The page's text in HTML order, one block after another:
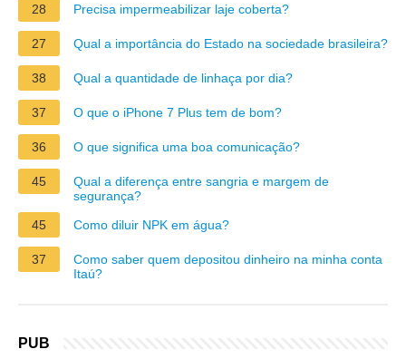
28 Precisa impermeabilizar laje coberta?
27 Qual a importância do Estado na sociedade brasileira?
38 Qual a quantidade de linhaça por dia?
37 O que o iPhone 7 Plus tem de bom?
36 O que significa uma boa comunicação?
45
Qual a diferença entre sangria e margem de
segurança?
45
Como diluir NPK em água?
37
Como saber quem depositou dinheiro na minha conta
Itaú?
PUB